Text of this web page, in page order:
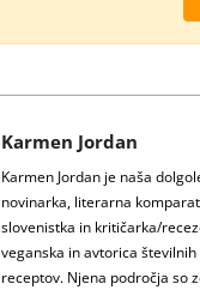
Karmen Jordan
Karmen Jordan je naša
novinarka, literarna
slovenistka in kritičarka/
veganska in avtorica številnih
receptov. Njena področja so